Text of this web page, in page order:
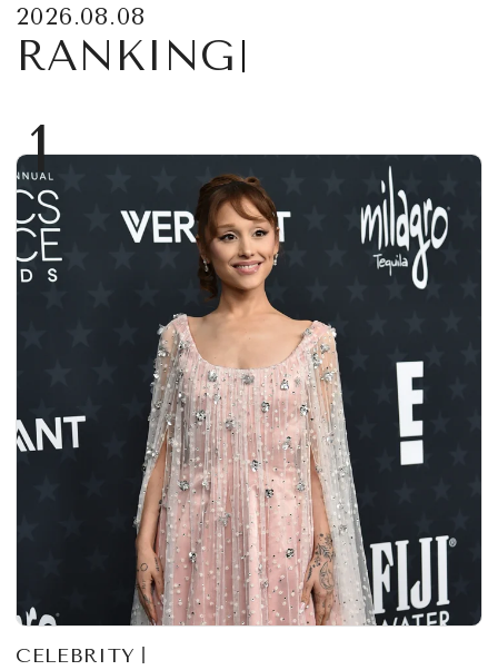
2026.08.08
RANKING
1
CELEBRITY